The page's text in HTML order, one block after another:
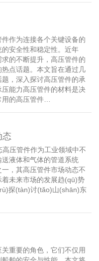
作为连接各个关键设备的
安全性和稳定性。近年
的不断提升，高压管件的
点话题。本文旨在通过几
，深入探讨高压管件的承
能力高压管件的材料是决
的高压管件…
态
压管件作为工业领域中不
液体和气体的管道系统
，其高压管件市场动态不
未来市场的发展趋(qū)势
探(tàn)讨(tǎo)山(shān)东
重要的角色，它们不仅用